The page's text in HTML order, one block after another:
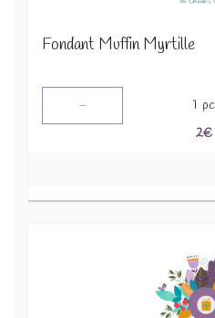
Fondant Muffin Myrtille
- 1 pc
2€